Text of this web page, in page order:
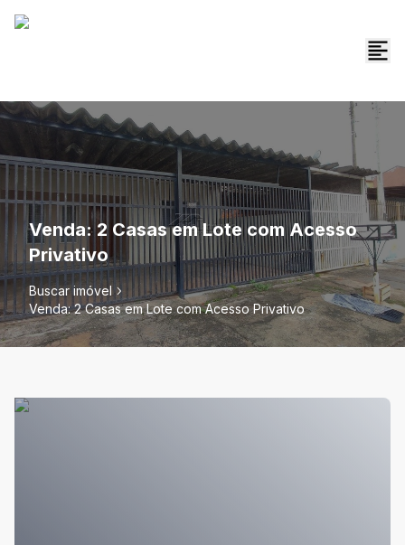
Venda: 2 Casas em Lote com Acesso
Privativo
Buscar imóvel
Venda: 2 Casas em Lote com Acesso Privativo